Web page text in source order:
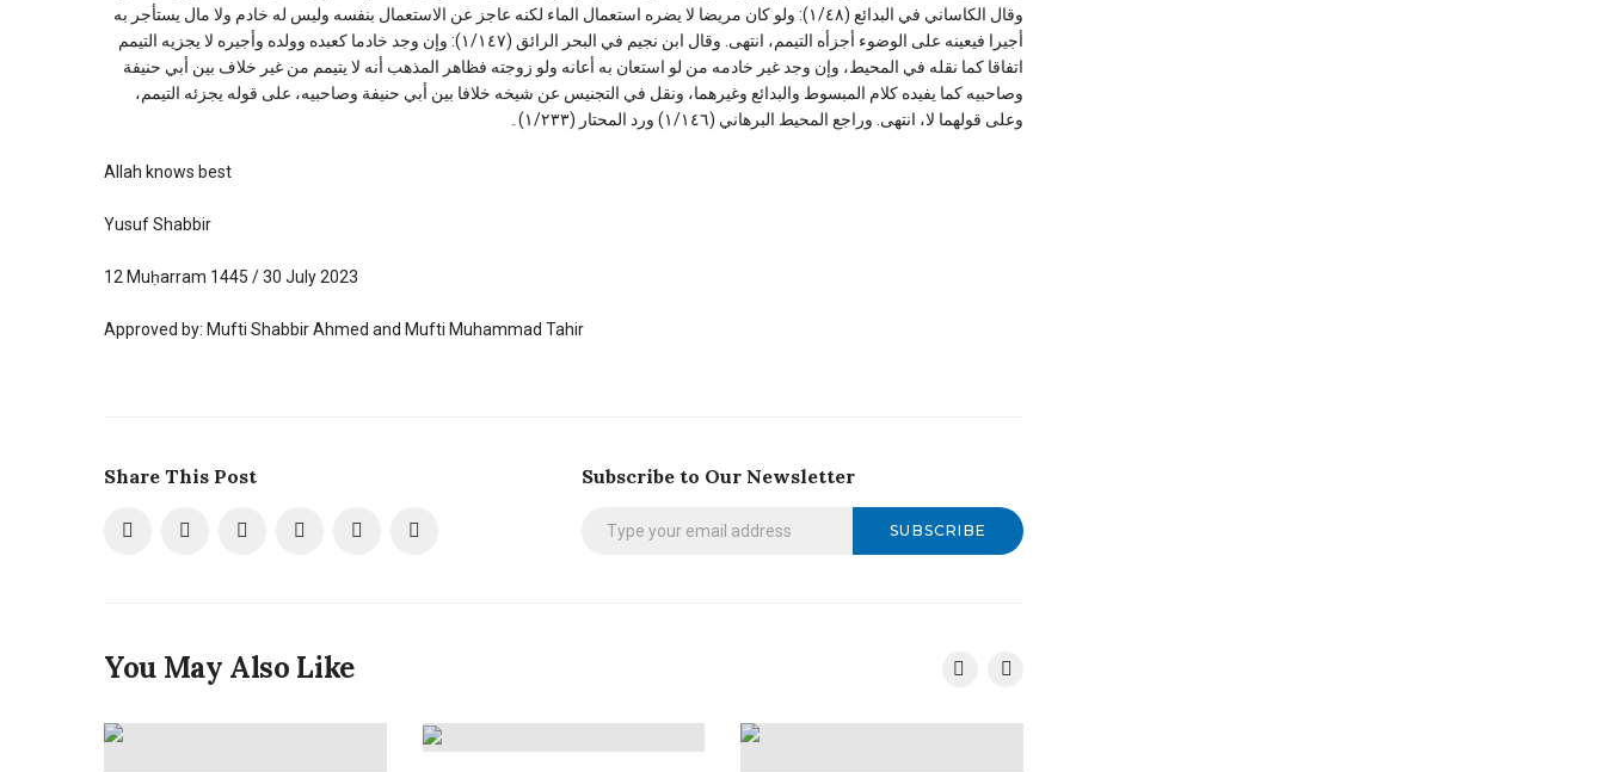
وقال الکاساني في البدائع (١/٤۸): ولو كان مريضا لا يضره استعمال الماء لكنه عاجز عن الاستعمال بنفسه وليس له خادم ولا مال يستأجر به
أجيرا فيعينه على الوضوء أجزأه التيمم، انتهى. وقال ابن نجیم في البحر الرائق (١/۱٤۷): وإن وجد خادما كعبده وولده وأجيره لا يجزيه التيمم
اتفاقا كما نقله في المحيط، وإن وجد غير خادمه من لو استعان به أعانه ولو زوجته فظاهر المذهب أنه لا يتيمم من غير خلاف بين أبي حنيفة
وصاحبيه كما يفيده كلام المبسوط والبدائع وغيرهما، ونقل في التجنيس عن شيخه خلافا بين أبي حنيفة وصاحبيه، على قوله يجزئه التيمم،
وعلى قولهما لا، انتهى. وراجع المحیط البرهاني (١/١٤٦) ورد المحتار (١/٢٣٣)۔
Allah knows best
Yusuf Shabbir
12 Muḥarram 1445 / 30 July 2023
Approved by: Mufti Shabbir Ahmed and Mufti Muhammad Tahir
Share This Post Subscribe to Our Newsletter
SUBSCRIBE
You May Also Like